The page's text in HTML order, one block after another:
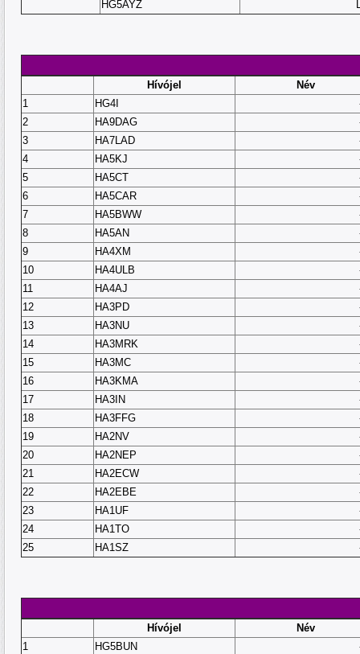
HG5AYZ
Hívójel
Név
1
HG4I
2
HA9DAG
3
HA7LAD
4
HA5KJ
5
HA5CT
6
HA5CAR
7
HA5BWW
8
HA5AN
9
HA4XM
10
HA4ULB
11
HA4AJ
12
HA3PD
13
HA3NU
14
HA3MRK
15
HA3MC
16
HA3KMA
17
HA3IN
18
HA3FFG
19
HA2NV
20
HA2NEP
21
HA2ECW
22
HA2EBE
23
HA1UF
24
HA1TO
25
HA1SZ
Hívójel
Név
1
HG5BUN